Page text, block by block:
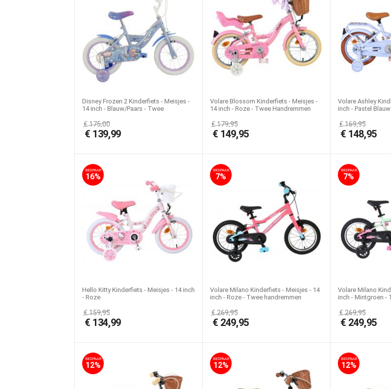
Disney Frozen 2 Kinderfiets - Meisjes -
14 inch - Blauw/Paars - Twee
€175,00
€ 139,99
Volare Blossom Kinderfiets - Meisjes -
14 inch - Roze - Twee Handremmen
€179,95
€ 149,95
Volare Ashley
inch - Pastel
€169,95
€ 148,95
BESPAAR
16%
Hello Kitty Kinderfiets - Meisjes - 14 inch
- Roze
€159,95
€ 134,99
BESPAAR
7%
Volare Milano Kinderfiets - Meisjes - 14
inch - Roze - Twee handremmen
€269,95
€ 249,95
BESPAAR
7%
Volare Milano
inch - Mintgroen -
€269,95
€ 249,95
BESPAAR
12%
BESPAAR
12%
BESPAAR
12%